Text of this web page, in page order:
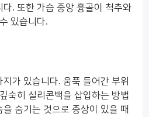
다. 또한 가슴 중앙 흉골이 척추와
있습니다.
지가 있습니다.움푹 들어간 부위
숙히 실리콘백을 삽입하는 방법
숨기는 것으로 증상이 있을 때